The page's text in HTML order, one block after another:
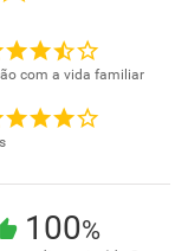
com a vida familiar
100%